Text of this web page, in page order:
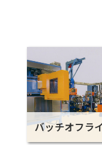
バッチオフラ